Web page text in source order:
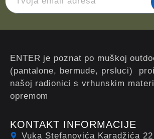
ENTER je poznat po muškoj
(pantalone, bermude, prsluci)
našoj radionici s vrhunskim
opremom
KONTAKT INFORMACIJE
Vuka Stefanovića Karadžića